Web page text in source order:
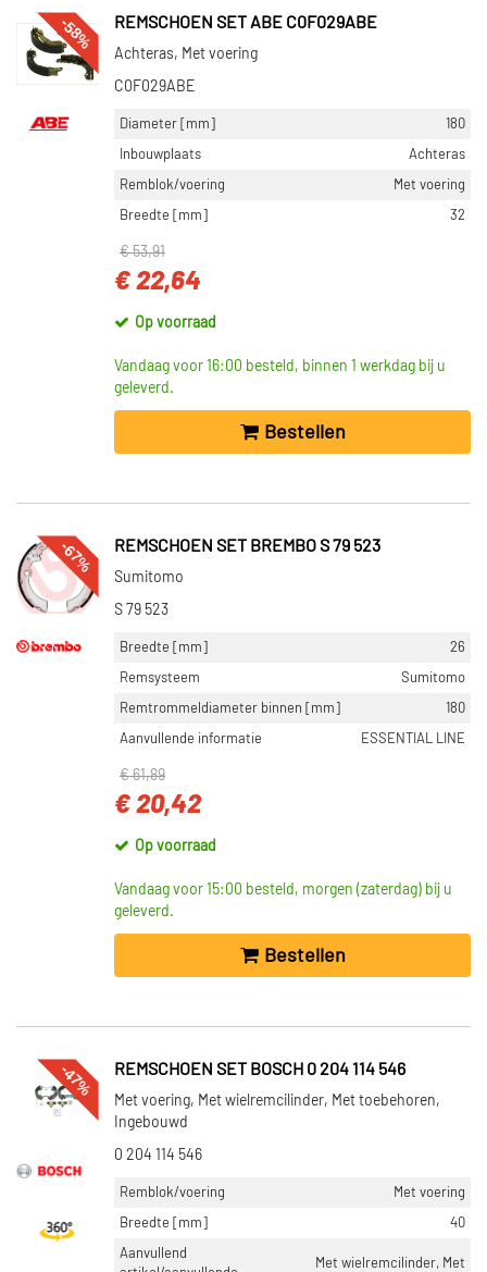
-58% REMSCHOEN SET ABE C0F029ABE
Achteras, Met voering
C0F029ABE
Diameter [mm]
180
Inbouwplaats
Achteras
Remblok/voering
Met voering
Breedte [mm]
32
€ 53,91
€ 22,64
Op voorraad
Vandaag voor 16:00 besteld, binnen 1 werkdag bij u
geleverd.
Bestellen
-67% REMSCHOEN SET BREMBO S 79 523
Sumitomo
S 79 523
Breedte [mm]
26
Remsysteem
Sumitomo
Remtrommeldiameter binnen [mm]
180
Aanvullende informatie
ESSENTIAL LINE
€ 61,89
€ 20,42
Op voorraad
Vandaag voor 15:00 besteld, morgen (zaterdag) bij u
geleverd.
Bestellen
-47% REMSCHOEN SET BOSCH 0 204 114 546
Met voering, Met wielremcilinder, Met toebehoren,
Ingebouwd
0 204 114 546
Remblok/voering
Met voering
Breedte [mm]
40
Aanvullend
Met wielremcilinder, Met